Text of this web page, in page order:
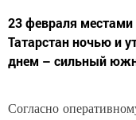
23 февраля местами
Татарстан ночью и
днем – сильный
Согласно